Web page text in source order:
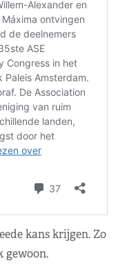
kans krijgen. Zo